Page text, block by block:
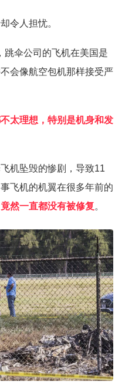
令人担忧。
跳伞公司的飞机在美国是
会像航空包机那样接受严
太理想，特别是机身和发
机坠毁的惨剧，导致11
飞机的机翼在很多年前的
竟然一直都没有被修复。